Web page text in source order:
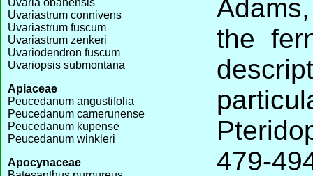
Uvaria obanensis
Uvariastrum connivens
Uvariastrum fuscum
Uvariastrum zenkeri
Uvariodendron fuscum
Uvariopsis submontana
Apiaceae
Peucedanum angustifolia
Peucedanum camerunense
Peucedanum kupense
Peucedanum winkleri
Apocynaceae
the
479-